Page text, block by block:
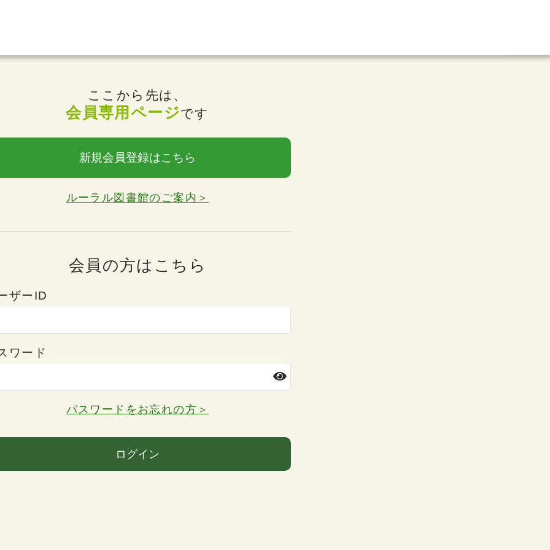
ここから先は、
会員専用ページです
新規会員登録はこちら
ルーラル図書館のご案内＞
会員の方はこちら
ザーID
ワード
パスワードをお忘れの方＞
ログイン